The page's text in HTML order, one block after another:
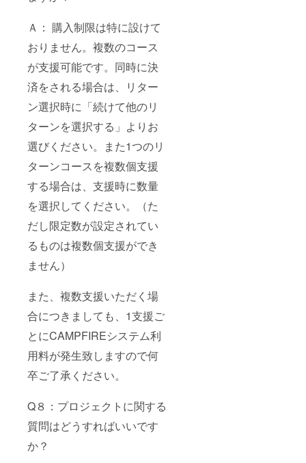
Ａ： 購入制限は特に設けて
おりません。複数のコース
が支援可能です。同時に決
済をされる場合は、リター
ン選択時に「続けて他のリ
ターンを選択する」よりお
選びください。また1つのリ
ターンコースを複数個支援
する場合は、支援時に数量
を選択してください。（た
だし限定数が設定されてい
るものは複数個支援ができ
ません）
また、複数支援いただく場
合につきましても、1支援ご
とにCAMPFIREシステム利
用料が発生致しますので何
卒ご了承ください。
Q８：プロジェクトに関する
質問はどうすればいいです
か？